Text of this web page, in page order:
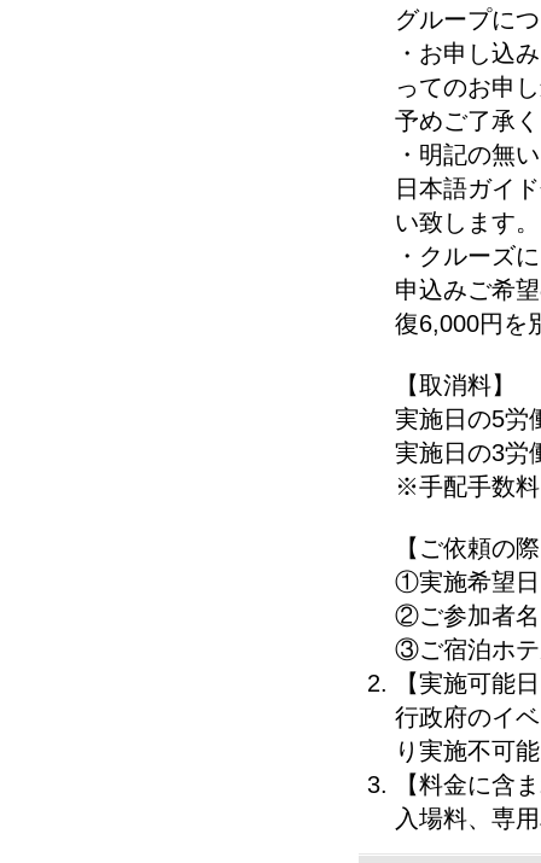
グループに
・お申し込
ってのお申
予めご了承
・明記の無
日本語ガイ
い致します。
・クルーズ
申込みご希
復6,000円を
【取消料】
実施日の5
実施日の3労
※手配手数
【ご依頼の
①実施希望日
②ご参加者
③ご宿泊ホテ
【実施可能
行政府のイ
り実施不可
【料金に含
入場料、専